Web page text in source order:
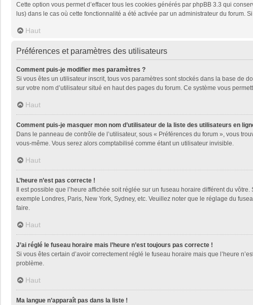
Cette option vous permet d’effacer tous les cookies générés par phpBB 3.3 qui
lus) dans le cas où cette fonctionnalité a été activée par un administrateur du forum.
Haut
Préférences et paramètres des utilisateurs
Comment puis-je modifier mes paramètres ?
Si vous êtes un utilisateur inscrit, tous vos paramètres sont stockés dans la base de
sur votre nom d’utilisateur situé en haut des pages du forum. Ce système vous
Haut
Comment puis-je masquer mon nom d’utilisateur de la liste des utilisateurs en
Dans le panneau de contrôle de l’utilisateur, sous « Préférences du forum », vous
vous-même. Vous serez alors comptabilisé comme étant un utilisateur invisible.
Haut
L’heure n’est pas correcte !
Il est possible que l’heure affichée soit réglée sur un fuseau horaire différent du
exemple Londres, Paris, New York, Sydney, etc. Veuillez noter que le réglage du
faire.
Haut
J’ai réglé le fuseau horaire mais l’heure n’est toujours pas correcte !
Si vous êtes certain d’avoir correctement réglé le fuseau horaire mais que l’heure
problème.
Haut
Ma langue n’apparaît pas dans la liste !